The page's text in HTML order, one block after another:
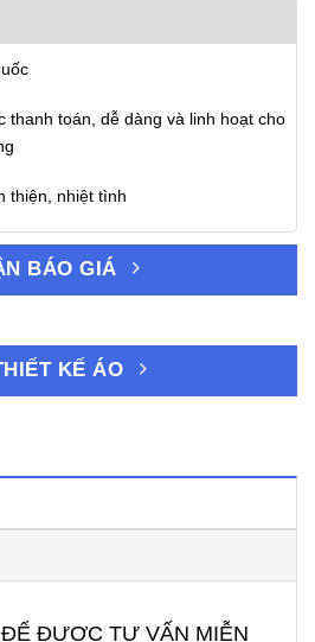
thanh toán, dễ dàng và linh hoạt cho
thiện, nhiệt tình
BÁO GIÁ
KẾ ÁO
ĐƯỢC TƯ VẤN MIỄN